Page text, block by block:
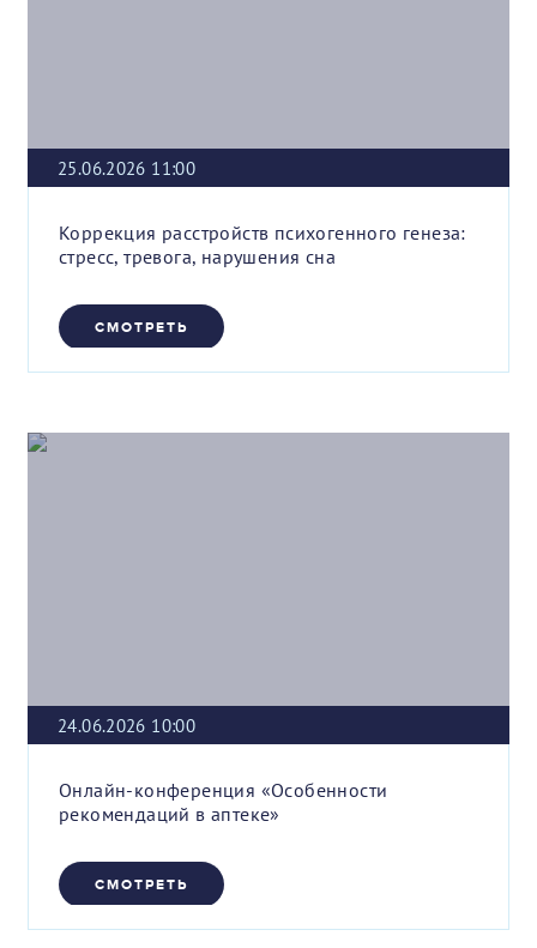
25.06.2026 11:00
Коррекция расстройств психогенного генеза:
стресс, тревога, нарушения сна
СМОТРЕТЬ
24.06.2026 10:00
Онлайн-конференция «Особенности
рекомендаций в аптеке»
СМОТРЕТЬ